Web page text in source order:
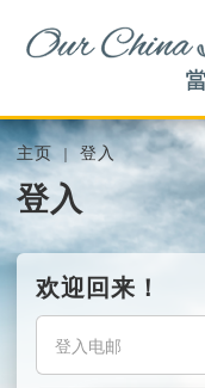
主页 登入
登入
欢迎回来！